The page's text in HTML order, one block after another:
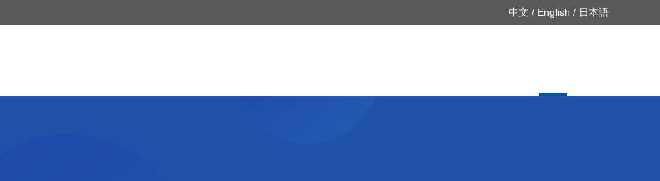
中文 / English / 日本語